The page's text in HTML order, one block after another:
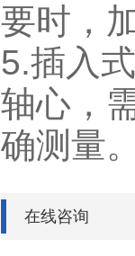
要时，
5.插入
轴心，
确测量
在线咨询